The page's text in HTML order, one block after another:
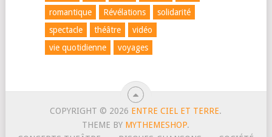
romantique
Révélations
solidarité
spectacle
théâtre
vidéo
vie quotidienne
voyages
COPYRIGHT © 2026 ENTRE CIEL ET TERRE.
THEME BY MYTHEMESHOP.